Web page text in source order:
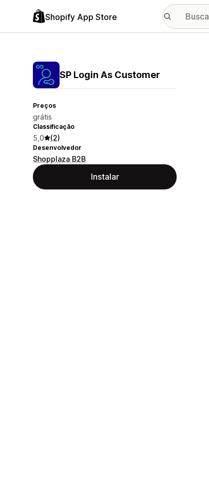
Shopify App Store
SP Login As Customer
Preços
grátis
Classificação
5,0 (2)
Desenvolvedor
Shopplaza B2B
Instalar